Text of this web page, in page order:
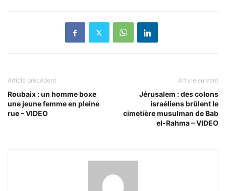
Article précédent
Roubaix : un homme boxe
une jeune femme en pleine
rue – VIDEO
Article suivant
Jérusalem : des colons
israéliens brûlent le
cimetière musulman de Bab
el-Rahma – VIDEO